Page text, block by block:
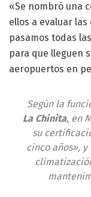
«Se nombró una
ellos a evaluar
pasamos todas
para que lleguen
aeropuertos en
Según la
La Chinita, en
su
cinco años»,